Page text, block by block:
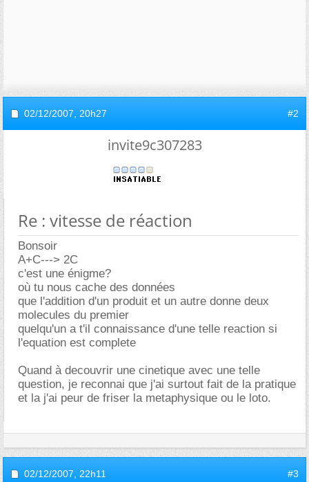
02/12/2007, 20h27 #2
invite9c307283
Re : vitesse de réaction
Bonsoir
A+C---> 2C
c'est une énigme?
où tu nous cache des données
que l'addition d'un produit et un autre donne deux
molecules du premier
quelqu'un a t'il connaissance d'une telle reaction si
l'equation est complete
Quand à decouvrir une cinetique avec une telle
question, je reconnai que j'ai surtout fait de la pratique
et la j'ai peur de friser la metaphysique ou le loto.
02/12/2007, 22h11 #3